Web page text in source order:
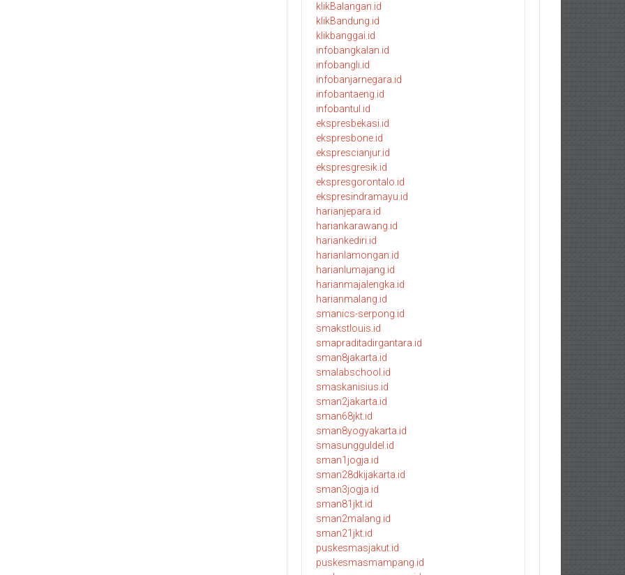
klikBalangan.id
klikBandung.id
klikbanggai.id
infobangkalan.id
infobangli.id
infobanjarnegara.id
infobantaeng.id
infobantul.id
ekspresbekasi.id
ekspresbone.id
eksprescianjur.id
ekspresgresik.id
ekspresgorontalo.id
ekspresindramayu.id
harianjepara.id
hariankarawang.id
hariankediri.id
harianlamongan.id
harianlumajang.id
harianmajalengka.id
harianmalang.id
smanics-serpong.id
smakstlouis.id
smapraditadirgantara.id
sman8jakarta.id
smalabschool.id
smaskanisius.id
sman2jakarta.id
sman68jkt.id
sman8yogyakarta.id
smasungguldel.id
sman1jogja.id
sman28dkijakarta.id
sman3jogja.id
sman81jkt.id
sman2malang.id
sman21jkt.id
puskesmasjakut.id
puskesmasmampang.id